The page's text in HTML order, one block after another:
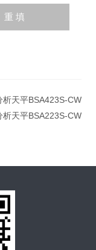
天平BSA423S-CW
天平BSA223S-CW